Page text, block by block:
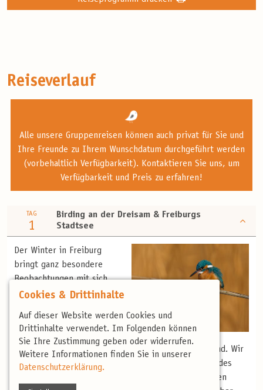
Cookies & Drittinhalte
Auf dieser Website werden Cookies und
Drittinhalte verwendet. Im Folgenden können
Sie Ihre Zustimmung geben oder widerrufen.
Weitere Informationen finden Sie in unserer
Datenschutzerklärung.
Reiseverlauf
Alle unsere Gruppenreisen können auch privat für Sie und
Ihre Freunde zu Ihrem Wunschdatum durchgeführt werden
(vorbehaltlich Verfügbarkeit). Kontaktieren Sie uns, um
Verfügbarkeit und Preis zu erfahren!
TAG
1
Birding an der Dreisam & Freiburgs
Stadtsee
Eisvogel (N. Stettler)
Der Winter in Freiburg
bringt ganz besondere
Beobachtungen mit sich.
Statt Alpenseglern und
Wasseramseln, Gänsesäger
und Gebirgsstelzen die
Highlights, die direkt in der Stadt zu beobachten sind. Wir
treffen uns an der Dreisam und beobachten entlang des
Flusses. Später wechseln wir zu einem der städtischen